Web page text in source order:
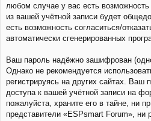
любом случае у вас есть
из вашей учётной записи будет
есть возможность согласиться/
автоматически сгенерированных
Ваш пароль надёжно зашифрован
Однако не рекомендуется
регистрируясь на других сайтах. Ваш
доступа к вашей учётной записи на
пожалуйста, храните его в тайне, ни
представители «ESPsmart Forum», ни